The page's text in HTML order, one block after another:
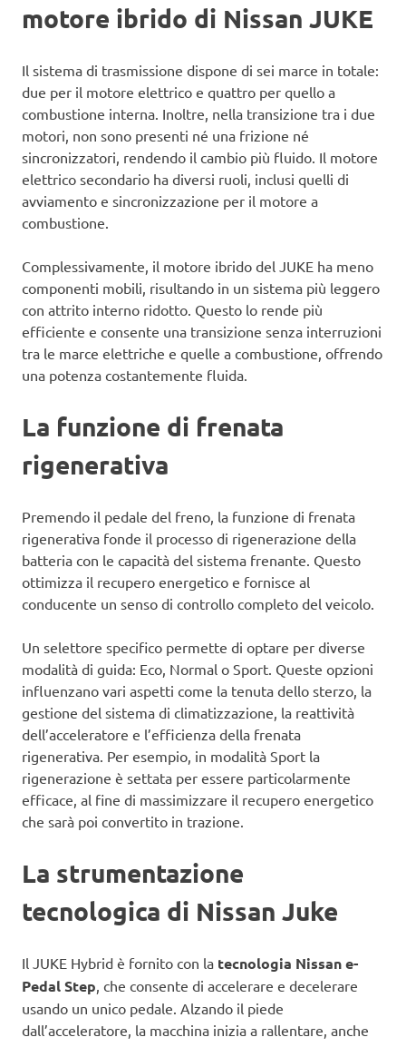
motore ibrido di Nissan JUKE
Il sistema di trasmissione dispone di sei marce in totale:
due per il motore elettrico e quattro per quello a
combustione interna. Inoltre, nella transizione tra i due
motori, non sono presenti né una frizione né
sincronizzatori, rendendo il cambio più fluido. Il motore
elettrico secondario ha diversi ruoli, inclusi quelli di
avviamento e sincronizzazione per il motore a
combustione.
Complessivamente, il motore ibrido del JUKE ha meno
componenti mobili, risultando in un sistema più leggero
con attrito interno ridotto. Questo lo rende più
efficiente e consente una transizione senza interruzioni
tra le marce elettriche e quelle a combustione, offrendo
una potenza costantemente fluida.
La funzione di frenata
rigenerativa
Premendo il pedale del freno, la funzione di frenata
rigenerativa fonde il processo di rigenerazione della
batteria con le capacità del sistema frenante. Questo
ottimizza il recupero energetico e fornisce al
conducente un senso di controllo completo del veicolo.
Un selettore specifico permette di optare per diverse
modalità di guida: Eco, Normal o Sport. Queste opzioni
influenzano vari aspetti come la tenuta dello sterzo, la
gestione del sistema di climatizzazione, la reattività
dell’acceleratore e l’efficienza della frenata
rigenerativa. Per esempio, in modalità Sport la
rigenerazione è settata per essere particolarmente
efficace, al fine di massimizzare il recupero energetico
che sarà poi convertito in trazione.
La strumentazione
tecnologica di Nissan Juke
Il JUKE Hybrid è fornito con la tecnologia Nissan e-
Pedal Step , che consente di accelerare e decelerare
usando un unico pedale. Alzando il piede
dall’acceleratore, la macchina inizia a rallentare, anche